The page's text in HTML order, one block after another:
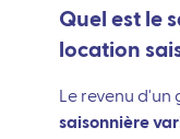
Quel est le
location
Le revenu
saisonnière